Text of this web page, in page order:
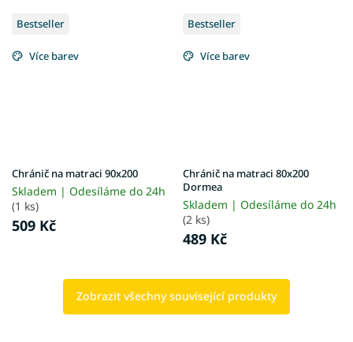
Bestseller
Více barev
Chránič na matraci 90x200
Skladem | Odesíláme do 24h
(1 ks)
509 Kč
Bestseller
Více barev
Chránič na matraci 80x200
Dormea
Skladem | Odesíláme do 24h
(2 ks)
489 Kč
Zobrazit všechny související produkty